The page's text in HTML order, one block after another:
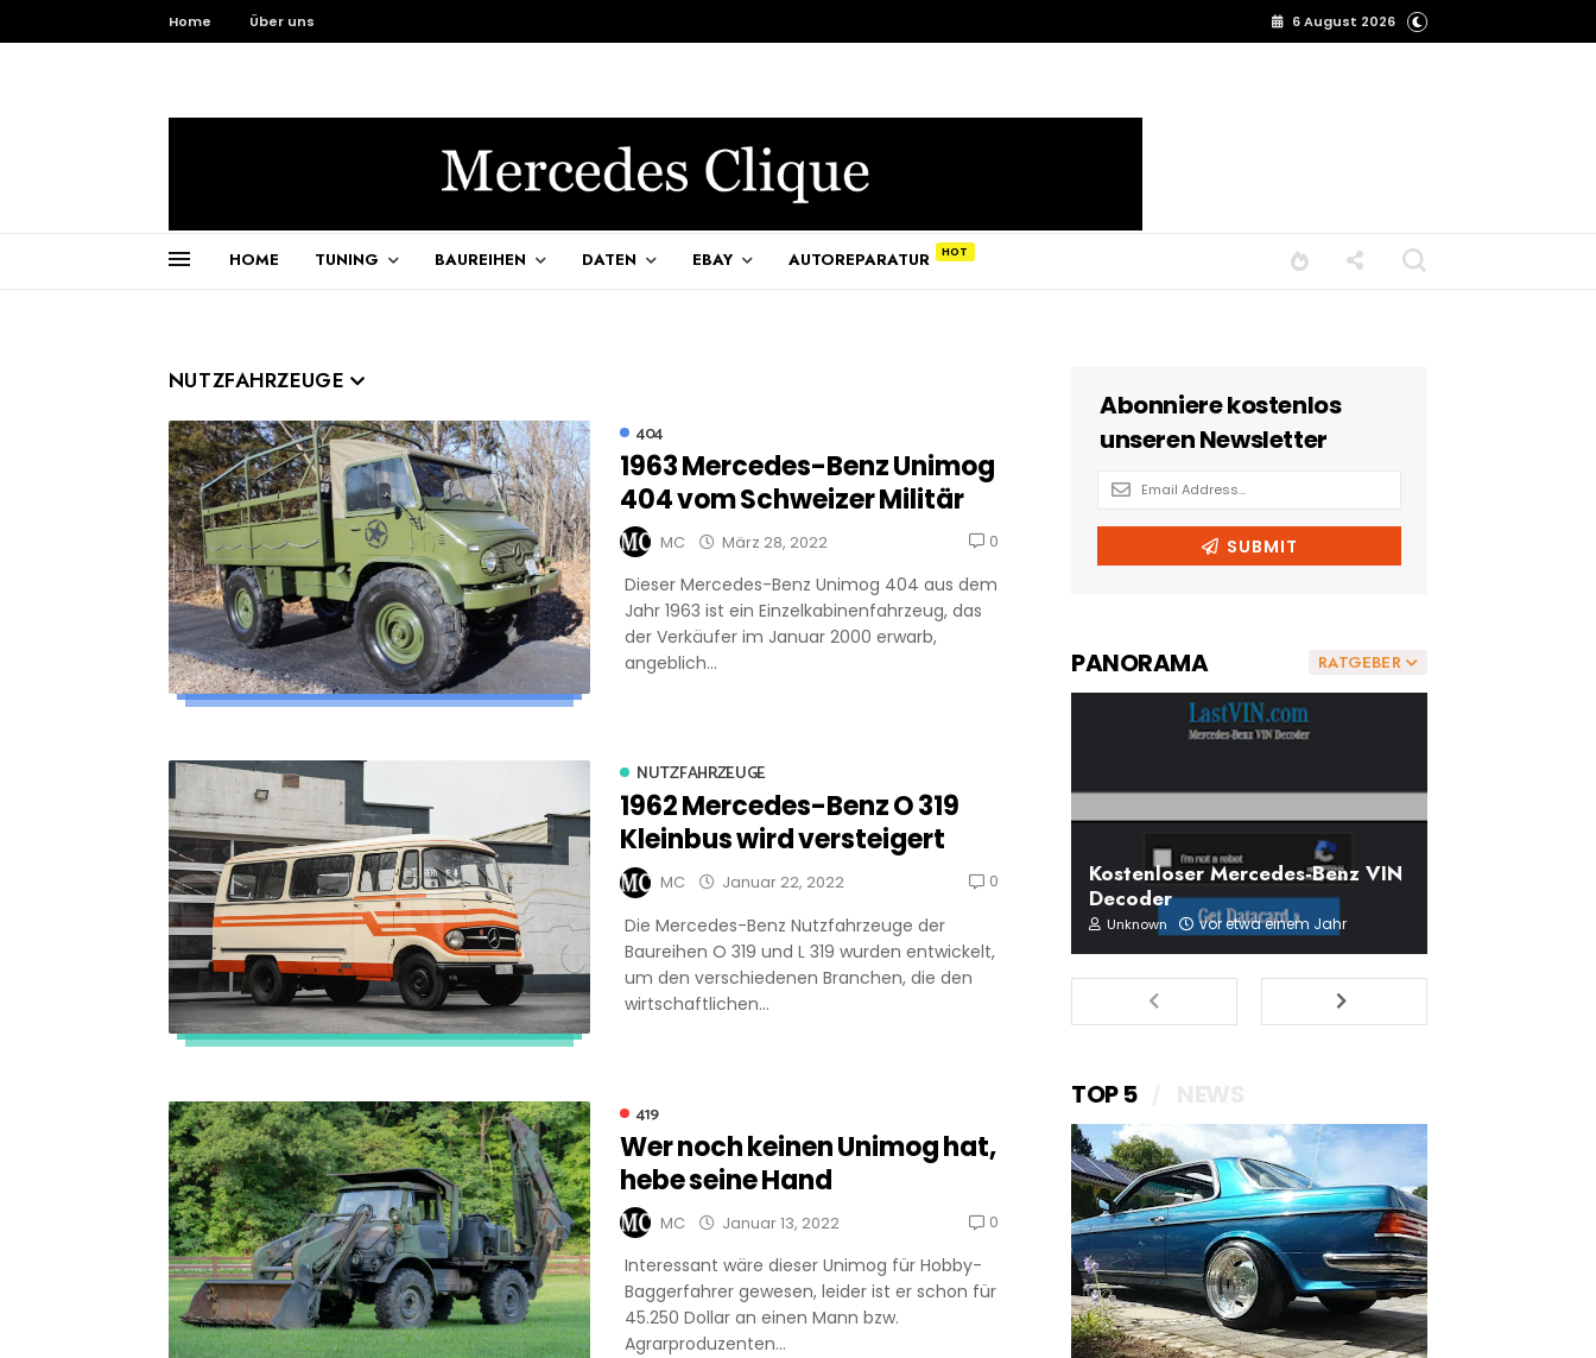
Home Über uns 6 August 2026
HOME TUNING BAUREIHEN DATEN EBAY AUTOREPARATUR
NUTZFAHRZEUGE
404
1963 Mercedes-Benz Unimog
404 vom Schweizer Militär
MC März 28, 2022 0
Dieser Mercedes-Benz Unimog 404 aus dem
Jahr 1963 ist ein Einzelkabinenfahrzeug, das
der Verkäufer im Januar 2000 erwarb,
angeblich...
NUTZFAHRZEUGE
1962 Mercedes-Benz O 319
Kleinbus wird versteigert
MC Januar 22, 2022 0
Die Mercedes-Benz Nutzfahrzeuge der
Baureihen O 319 und L 319 wurden entwickelt,
um den verschiedenen Branchen, die den
wirtschaftlichen...
419
Wer noch keinen Unimog hat,
hebe seine Hand
MC Januar 13, 2022 0
Interessant wäre dieser Unimog für Hobby-
Baggerfahrer gewesen, leider ist er schon für
45.250 Dollar an einen Mann bzw.
Agrarproduzenten...
RATGEBER
PANORAMA
Kostenloser Mercedes-Benz VIN
Decoder
Unknown vor etwa einem Jahr
TOP 5